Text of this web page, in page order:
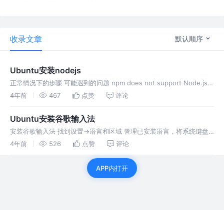
收录文章 默认顺序
Ubuntu安装nodejs
正常情况下的步骤 可能遇到的问题 npm does not support Node.js
v10.19.0 nodejs是10.19.0版本，npm是6.X版本。 解决办法,安装其他
4年前 467 点赞 评论
Ubuntu安装谷歌输入法
安装谷歌输入法 找到设置->语言和区域 管理已安装语言，将系统键盘
输入语言改成fcitx 重启系统，在右上角即可看到语言切换 参考文档 #
4年前 526 点赞 评论
APP内打开